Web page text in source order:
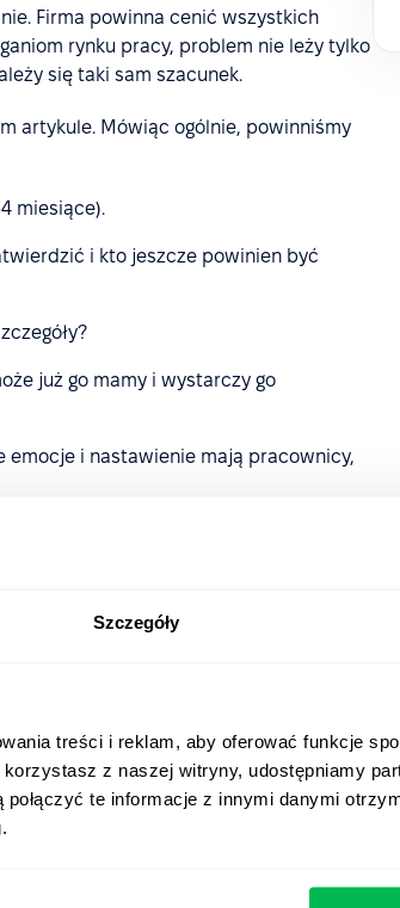
Szczegóły
treści i reklam, aby oferować funkcje
z naszej witryny, udostępniamy
te informacje z innymi danymi
Firma powinna cenić wszystkich
rynku pracy, problem nie leży tylko
się taki sam szacunek.
artykule. Mówiąc ogólnie, powinniśmy
miesiące).
i kto jeszcze powinien być
już go mamy i wystarczy go
i nastawienie mają pracownicy,
pracy?
czy nie ma żadnych długów wobec
jakie projekty nie zostały zamknięte,
w taki sposób, aby przebiegał on bez
i uruchomienia w odpowiednim